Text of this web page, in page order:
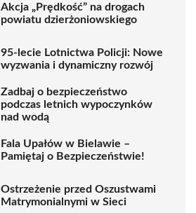
Akcja „Prędkość” na drogach
powiatu dzierżoniowskiego
95-lecie Lotnictwa Policji: Nowe
wyzwania i dynamiczny rozwój
Zadbaj o bezpieczeństwo
podczas letnich wypoczynków
nad wodą
Fala Upałów w Bielawie –
Pamiętaj o Bezpieczeństwie!
Ostrzeżenie przed Oszustwami
Matrymonialnymi w Sieci